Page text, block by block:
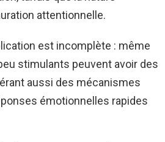
attentionnelle.
est incomplète : même
stimulants peuvent avoir des
aussi des mécanismes
émotionnelles rapides